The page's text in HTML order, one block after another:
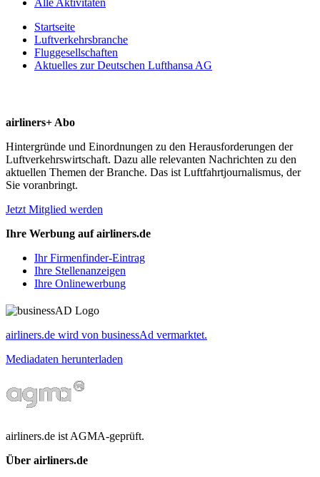
Startseite
Luftverkehrsbranche
Fluggesellschaften
Aktuelles zur Deutschen Lufthansa AG
airliners+ Abo
Hintergründe und Einordnungen zu den Herausforderungen der
Luftverkehrswirtschaft. Dazu alle relevanten Nachrichten zu den
aktuellen Themen der Branche. Das ist Luftfahrtjournalismus, der
Sie voranbringt.
Jetzt Mitglied werden
Ihre Werbung auf airliners.de
Ihr Firmenfinder-Eintrag
Ihre Stellenanzeigen
Ihre Onlinewerbung
airliners.de wird von businessAd vermarktet.
Mediadaten herunterladen
airliners.de ist AGMA-geprüft.
Über airliners.de